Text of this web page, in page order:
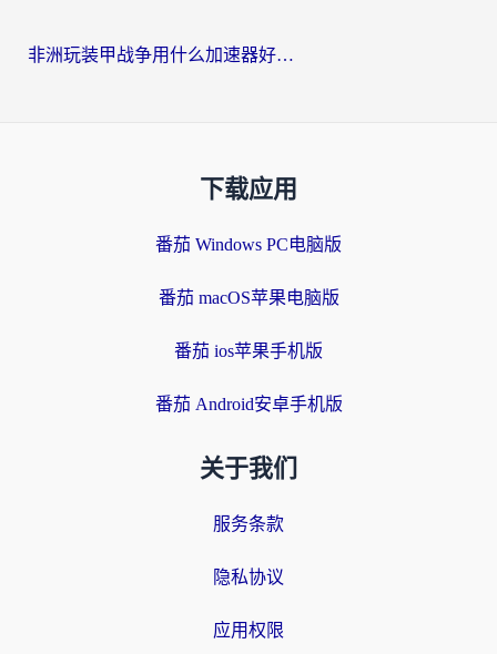
非洲玩装甲战争用什么加速器好？海外党亲测有效的国服游戏加速方案
下载应用
番茄 Windows PC电脑版
番茄 macOS苹果电脑版
番茄 ios苹果手机版
番茄 Android安卓手机版
关于我们
服务条款
隐私协议
应用权限